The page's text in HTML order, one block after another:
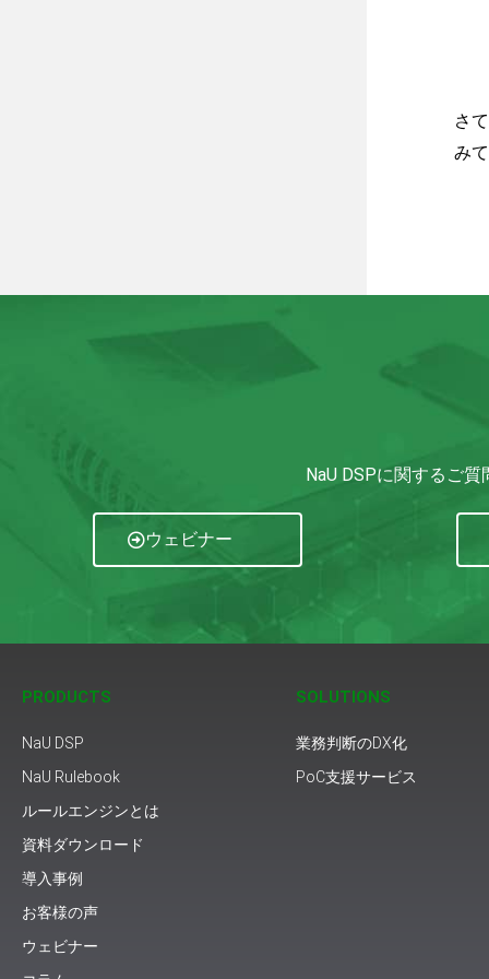
さ
み
NaU DSPに関するご
ウェビナー
PRODUCTS
NaU DSP
NaU Rulebook
ルールエンジンとは
資料ダウンロード
導入事例
お客様の声
ウェビナー
SOLUTIONS
業務判断のDX化
PoC支援サービス